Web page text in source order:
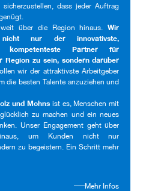
sicherzustellen, dass jeder Auftrag
über die Region hinaus.Wir
nur der innovativste,
kompetenteste Partner für
Region zu sein, sondern darüber
wir der attraktivste Arbeitgeber
die besten Talente anzuziehen und
und Mohnsist es, Menschen mit
zu machen und ein neues
Unser Engagement geht über
um Kunden nicht nur
zu begeistern. Ein Schritt mehr
Mehr Infos